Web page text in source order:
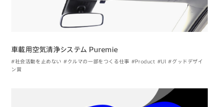
車載用空気清浄システム Puremie
#社会活動を止めない #クルマの一部をつくる仕事 #Product #UI #グッドデザイ
ン賞